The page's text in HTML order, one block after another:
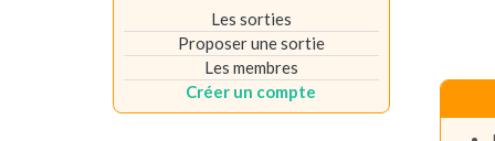
Les sorties
Proposer une sortie
Les membres
Créer un compte